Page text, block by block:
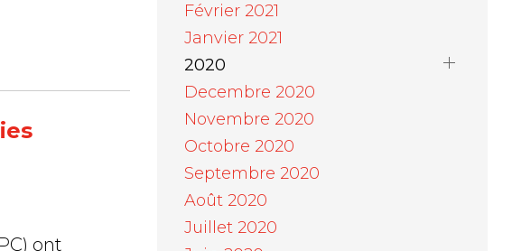
ont
Février 2021
Janvier 2021
2020
Decembre 2020
Novembre 2020
Octobre 2020
Septembre 2020
Août 2020
Juillet 2020